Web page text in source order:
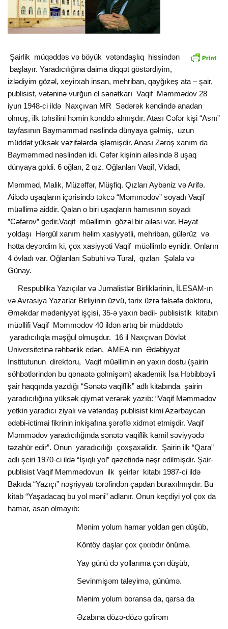
Şairlik müqəddəs və böyük vətəndaşlıq hissindən
başlayır. Yaradıcılığına daima diqqət göstərdiyim,
izlədiyim gözəl, xeyirxah insan, mehriban, qayğıkeş ata – şair,
publisist, vətəninə vurğun el sənətkarı Vaqif Məmmədov 28
iyun 1948-ci ildə Naxçıvan MR Sədərək kəndində anadan
olmuş, ilk təhsilini həmin kənddə almışdır. Atası Cəfər kişi “Asnı”
tayfasının Bayməmməd nəslində dünyaya gəlmiş, uzun
müddət yüksək vəzifələrdə işləmişdir. Anası Zəroş xanım da
Bayməmməd nəslindən idi. Cəfər kişinin ailəsində 8 uşaq
dünyaya gəldi. 6 oğlan, 2 qız. Oğlanları Vaqif, Vidadi,
Məmməd, Malik, Müzəffər, Müşfiq. Qızları Aybəniz və Arifə.
Ailədə uşaqların içərisində təkcə “Məmmədov” soyadı Vaqif
müəllimə aiddir. Qalan o biri uşaqların hamısının soyadı
”Cəfərov” gedir.Vaqif müəllimin gözəl bir ailəsi var. Həyat
yoldaşı Hərgül xanım həlim xasiyyətli, mehriban, gülərüz və
hətta deyərdim ki, çox xasiyyəti Vaqif müəllimlə eynidir. Onların
4 övladı var. Oğlanları Səbuhi və Tural, qızları Şəlalə və
Günay.
Respublika Yazıçılar və Jurnalistlər Birliklərinin, İLESAM-ın
və Avrasiya Yazarlar Birliyinin üzvü, tarix üzrə fəlsəfə doktoru,
Əməkdar mədəniyyət işçisi, 35-ə yaxın bədii- publisistik kitabın
müəllifi Vaqif Məmmədov 40 ildən artıq bir müddətdə
yaradıcılıqla məşğul olmuşdur. 16 il Naxçıvan Dövlət
Universitetinə rəhbərlik edən, AMEA-nın Ədəbiyyat
İnstitutunun direktoru, Vaqif müəllimin ən yaxın dostu (şairin
söhbətlərindən bu qənaətə gəlmişəm) akademik İsa Həbibbəyli
şair haqqında yazdığı “Sənətə vaqiflik” adlı kitabında şairin
yaradıcılığına yüksək qiymət verərək yazıb: “Vaqif Məmmədov
yetkin yaradıcı ziyalı və vətəndaş publisist kimi Azərbaycan
ədəbi-ictimai fikrinin inkişafına şərəflə xidmət etmişdir. Vaqif
Məmmədov yaradıcılığında sənətə vaqiflik kamil səviyyədə
təzahür edir”. Onun yaradıcılığı çoxşaxəlidir. Şairin ilk “Qara”
adlı şeiri 1970-ci ildə “İşıqlı yol” qəzetində nəşr edilmişdir. Şair-
publisist Vaqif Məmmədovun ilk şeirlər kitabı 1987-ci ildə
Bakıda “Yazıçı” nəşriyyatı tərəfindən çapdan buraxılmışdır. Bu
kitab “Yaşadacaq bu yol məni” adlanır. Onun keçdiyi yol çox da
hamar, asan olmayıb:
Mənim yolum hamar yoldan gen düşüb,
Köntöy daşlar çox çıxıbdır önümə.
Yay günü də yollarıma çən düşüb,
Sevinmişəm taleyimə, günümə.
Mənim yolum boransa da, qarsa da
Əzabına dözə-dözə gəlirəm